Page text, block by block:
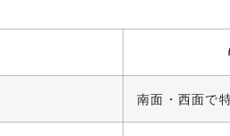
南面・西面で